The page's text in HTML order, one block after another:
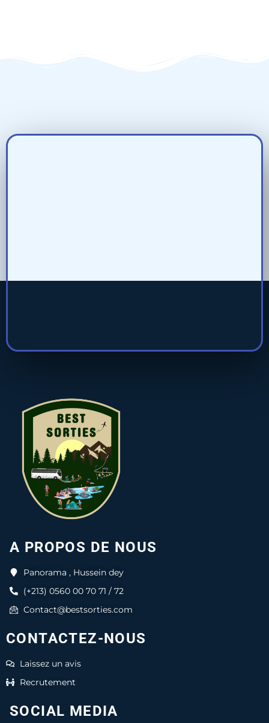
A PROPOS DE NOUS
Panorama , Hussein dey
(+213) 0560 00 70 71 / 72
Contact@bestsorties.com
CONTACTEZ-NOUS
Laissez un avis
Recrutement
SOCIAL MEDIA